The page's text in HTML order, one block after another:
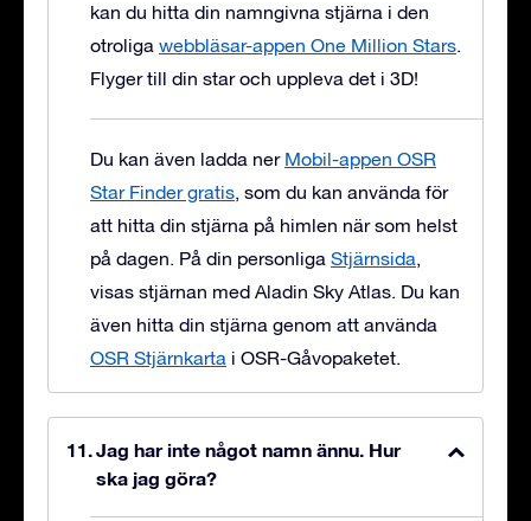
kan du hitta din namngivna stjärna i den
otroliga webbläsar-appen One Million Stars.
Flyger till din star och uppleva det i 3D!
Du kan även ladda ner Mobil-appen OSR
Star Finder gratis, som du kan använda för
att hitta din stjärna på himlen när som helst
på dagen. På din personliga Stjärnsida,
visas stjärnan med Aladin Sky Atlas. Du kan
även hitta din stjärna genom att använda
OSR Stjärnkarta i OSR-Gåvopaketet.
Jag har inte något namn ännu. Hur
ska jag göra?